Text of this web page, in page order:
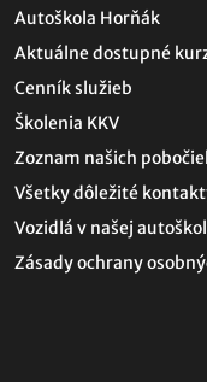
Autoškola Horňák
Aktuálne dostupné
Cenník služieb
Školenia KKV
Zoznam našich
Všetky dôležité
Vozidlá v našej
Zásady ochrany